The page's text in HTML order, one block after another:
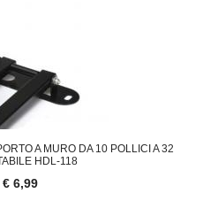
A MURO DA 10 POLLICI A 32
HDL-118
€ 6,99